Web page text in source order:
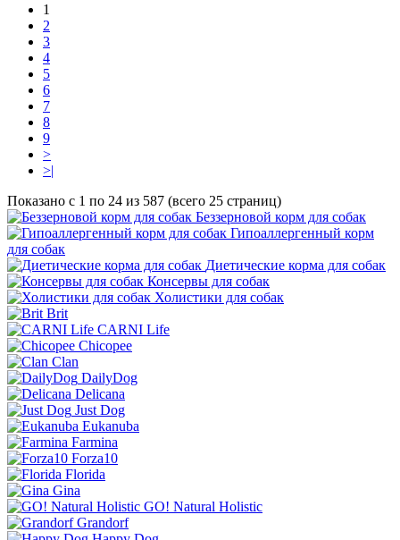
1
2
3
4
5
6
7
8
9
>
>|
Показано с 1 по 24 из 587 (всего 25 страниц)
Беззерновой корм для собак
Гипоаллергенный корм
для собак
Диетические корма для собак
Консервы для собак
Холистики для собак
Brit
CARNI Life
Chicopee
Clan
DailyDog
Delicana
Just Dog
Eukanuba
Farmina
Forza10
Florida
Gina
GO! Natural Holistic
Grandorf